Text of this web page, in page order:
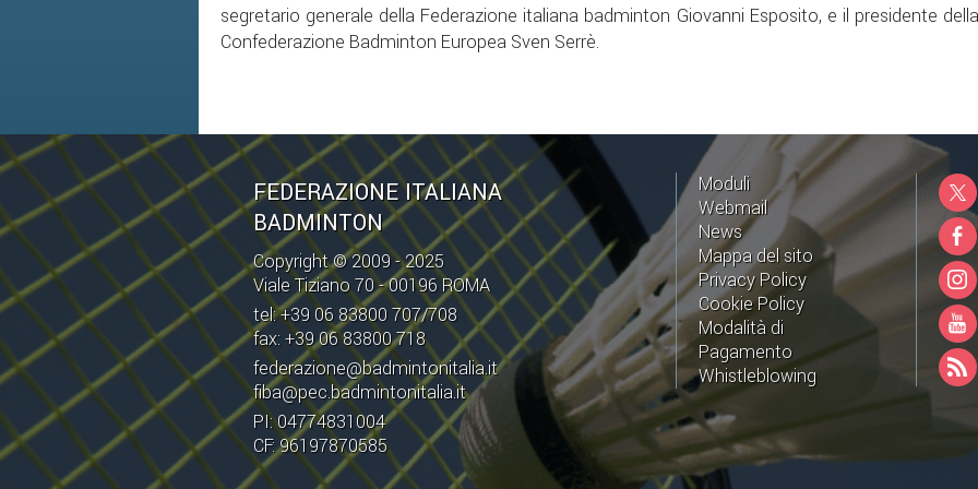
segretario generale della Federazione italiana badminton Giovanni Esposito, e il presidente della
Confederazione Badminton Europea Sven Serrè.
FEDERAZIONE ITALIANA
BADMINTON
Copyright © 2009 - 2025
Viale Tiziano 70 - 00196 ROMA
tel: +39 06 83800 707/708
fax: +39 06 83800 718
federazione@badmintonitalia.it
fiba@pec.badmintonitalia.it
PI: 04774831004
CF: 96197870585
Moduli
Webmail
News
Mappa del sito
Privacy Policy
Cookie Policy
Modalità di
Pagamento
Whistleblowing